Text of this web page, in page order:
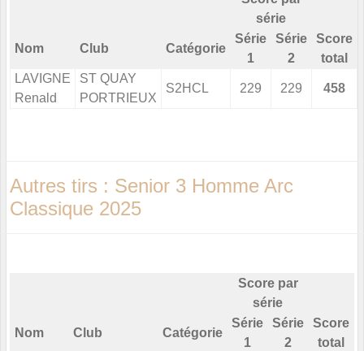
série
Nom Club Catégorie
Série
1
Série
2
Score
total
LAVIGNE
Renald
ST QUAY
PORTRIEUX
S2HCL 229 229 458
Autres tirs : Senior 3 Homme Arc
Classique 2025
Score par
série
Nom Club Catégorie
Série
1
Série
2
Score
total